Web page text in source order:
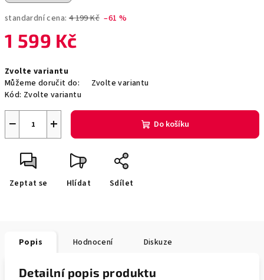
standardní cena: 4 199 Kč –61 %
1 599 Kč
cena:
Zvolte variantu
Můžeme doručit do:
Zvolte variantu
Kód: Zvolte variantu
+
− Do košíku
Zeptat se Hlídat Sdílet
Popis Hodnocení Diskuze
Detailní popis produktu